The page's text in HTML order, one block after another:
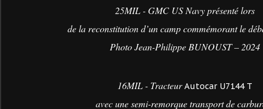
25MIL - GMC US Navy présenté lors
de la reconstitution d’un camp commémorant le
Photo Jean-Philippe BUNOUST – 2024
16MIL - TracteurAutocar U7144 T
avec une semi-remorque transport de